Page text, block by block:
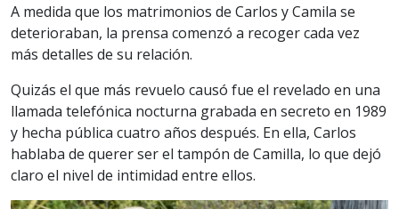
A medida que los matrimonios de Carlos y Camila se
deterioraban, la prensa comenzó a recoger cada vez
más detalles de su relación.
Quizás el que más revuelo causó fue el revelado en una
llamada telefónica nocturna grabada en secreto en 1989
y hecha pública cuatro años después. En ella, Carlos
hablaba de querer ser el tampón de Camilla, lo que dejó
claro el nivel de intimidad entre ellos.